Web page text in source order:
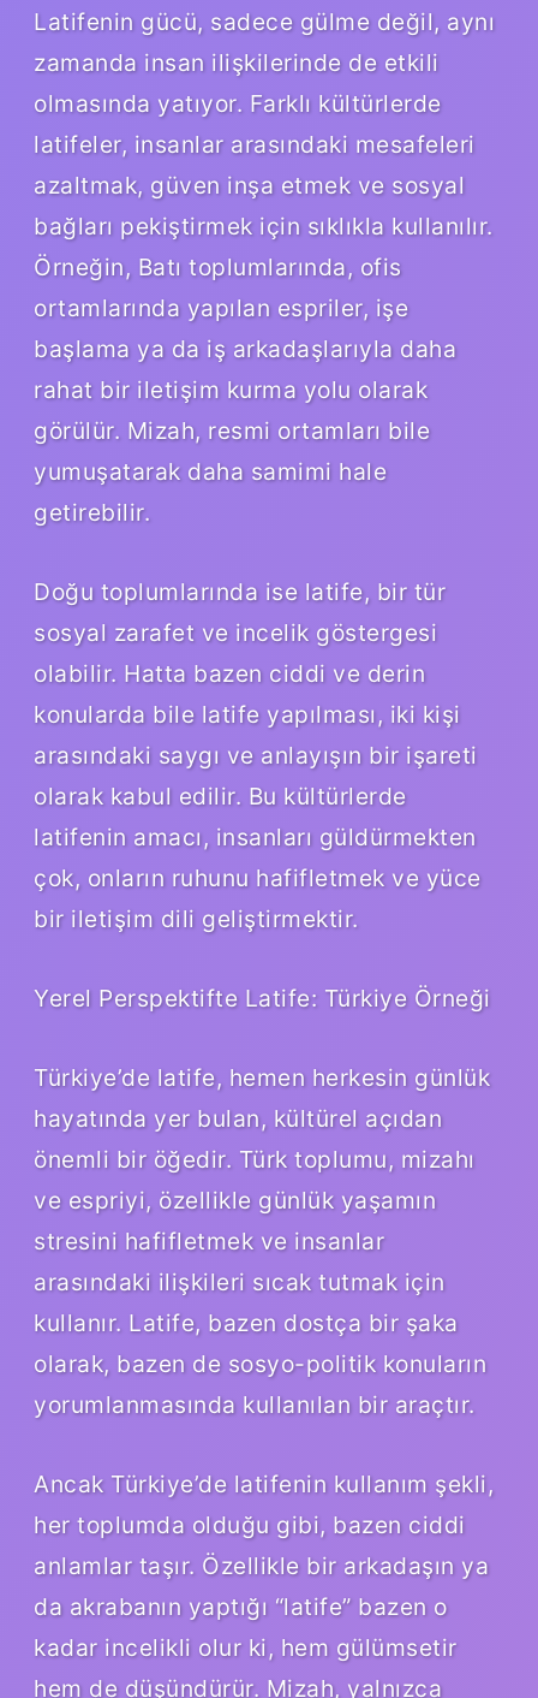
Latifenin gücü, sadece gülme değil, aynı
zamanda insan ilişkilerinde de etkili
olmasında yatıyor. Farklı kültürlerde
latifeler, insanlar arasındaki mesafeleri
azaltmak, güven inşa etmek ve sosyal
bağları pekiştirmek için sıklıkla kullanılır.
Örneğin, Batı toplumlarında, ofis
ortamlarında yapılan espriler, işe
başlama ya da iş arkadaşlarıyla daha
rahat bir iletişim kurma yolu olarak
görülür. Mizah, resmi ortamları bile
yumuşatarak daha samimi hale
getirebilir.
Doğu toplumlarında ise latife, bir tür
sosyal zarafet ve incelik göstergesi
olabilir. Hatta bazen ciddi ve derin
konularda bile latife yapılması, iki kişi
arasındaki saygı ve anlayışın bir işareti
olarak kabul edilir. Bu kültürlerde
latifenin amacı, insanları güldürmekten
çok, onların ruhunu hafifletmek ve yüce
bir iletişim dili geliştirmektir.
Yerel Perspektifte Latife: Türkiye Örneği
Türkiye’de latife, hemen herkesin günlük
hayatında yer bulan, kültürel açıdan
önemli bir öğedir. Türk toplumu, mizahı
ve espriyi, özellikle günlük yaşamın
stresini hafifletmek ve insanlar
arasındaki ilişkileri sıcak tutmak için
kullanır. Latife, bazen dostça bir şaka
olarak, bazen de sosyo-politik konuların
yorumlanmasında kullanılan bir araçtır.
Ancak Türkiye’de latifenin kullanım şekli,
her toplumda olduğu gibi, bazen ciddi
anlamlar taşır. Özellikle bir arkadaşın ya
da akrabanın yaptığı “latife” bazen o
kadar incelikli olur ki, hem gülümsetir
hem de düşündürür. Mizah, yalnızca